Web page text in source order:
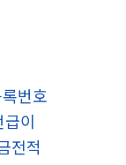
번호
이
전적